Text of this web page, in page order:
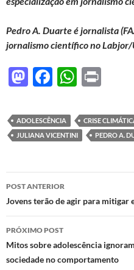
Pedro A. Duarteé jornalista
jornalismo científico no
M
to
d
n
F
e
b
o
k
W
at
s
p
p
nt
ADOLESCÊNCIA CRISE
JULIANA VICENTINI
PEDRO A.
Navegação
de
posts
POST ANTERIOR
Jovens terão de agir para mitigar
PRÓXIMO POST
Mitos sobre adolescência
sociedade no comportamento